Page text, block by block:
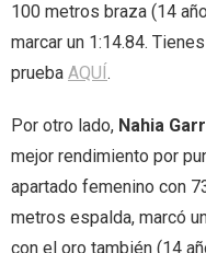
100 metros braza (14
marcar un 1:14.84.
prueba AQUÍ.
Por otro lado, Nahia
mejor rendimiento por
apartado femenino con
metros espalda, marcó
con el oro también (14